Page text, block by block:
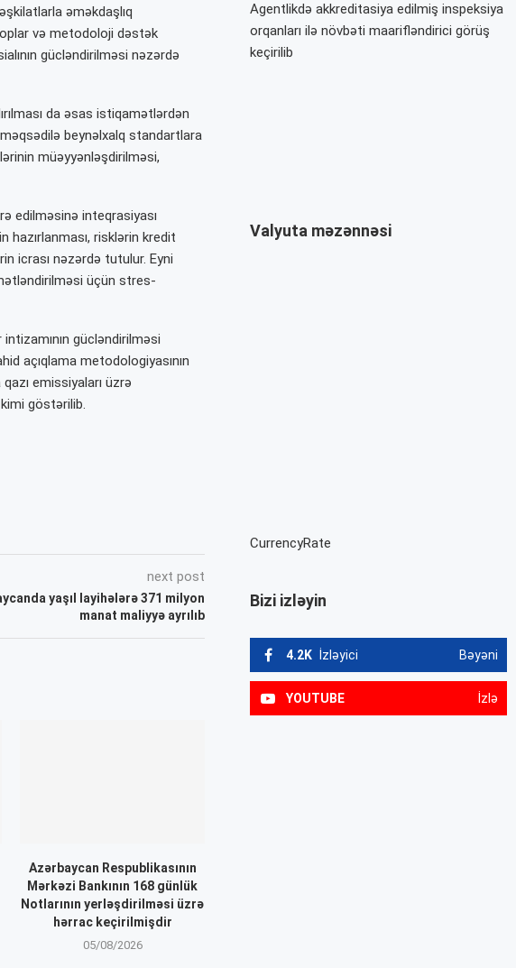
əməkdaşlıq
və metodoloji dəstək
gücləndirilməsi nəzərdə
da əsas istiqamətlərdən
beynəlxalq standartlara
müəyyənləşdirilməsi,
edilməsinə inteqrasiyası
risklərin kredit
icrası nəzərdə tutulur. Eyni
üçün stres-
gücləndirilməsi
açıqlama metodologiyasının
emissiyaları üzrə
kimi göstərilib.
next post
yaşıl layihələrə 371 milyon
manat maliyyə ayrılıb
Azərbaycan Respublikasının
Mərkəzi Bankının 168 günlük
Notlarının yerləşdirilməsi üzrə
hərrac keçirilmişdir
05/08/2026
Agentlikdə akkreditasiya edilmiş inspeksiya
orqanları ilə növbəti maarifləndirici görüş
keçirilib
Valyuta məzənnəsi
CurrencyRate
Bizi izləyin
4.2K İzləyici Bəyəni
YOUTUBE İzlə